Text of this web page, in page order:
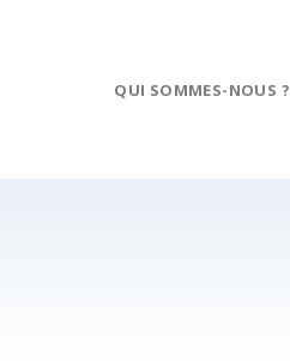
QUI SOMMES-NOUS ?